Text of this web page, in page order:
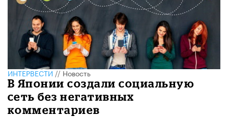
ИНТЕРВЕСТИ//Новость
В Японии создали социальную
сеть без негативных
комментариев